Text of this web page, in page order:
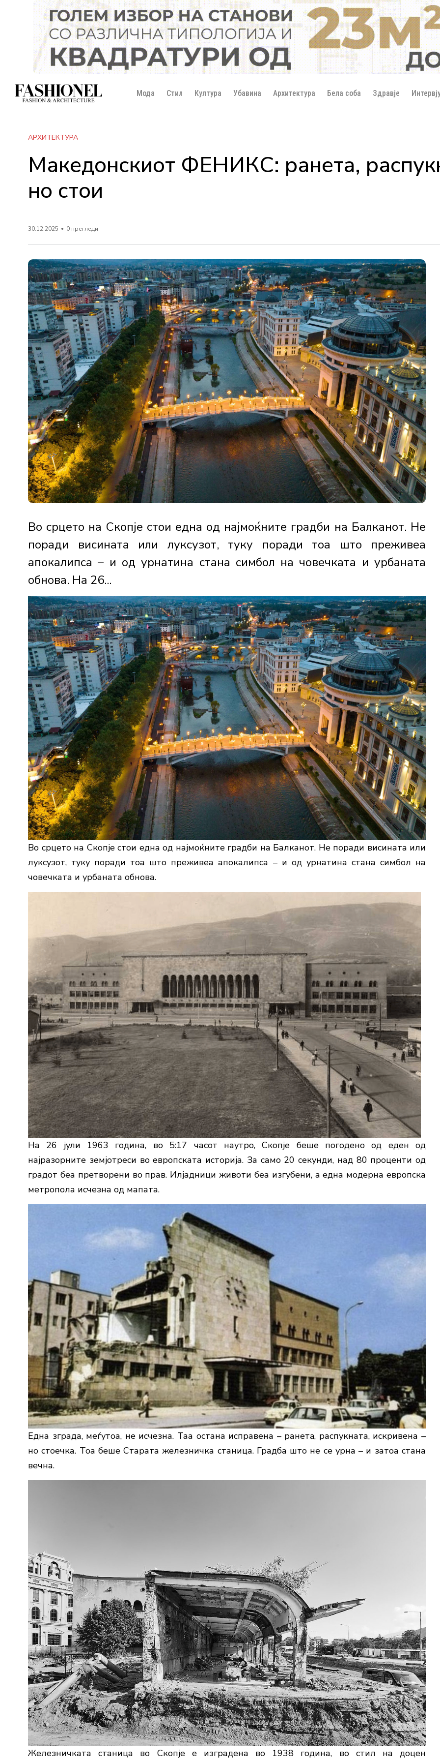
Мода Стил Култура Убавина Архитектура Бела соба Здравје
АРХИТЕКТУРА
Македонскиот ФЕНИКС: ранетa,
но стои
30.12.2025 0 прегледи
Во срцето на Скопје стои една од најмоќните градби на Балканот. Не
поради висината или луксузот, туку поради тоа што преживеа
апокалипса – и од урнатина стана симбол на човечката и урбаната
обнова. На 26...
Во срцето на Скопје стои една од најмоќните градби на Балканот. Не поради висината или
луксузот, туку поради тоа што преживеа апокалипса – и од урнатина стана симбол на
човечката и урбаната обнова.
На 26 јули 1963 година, во 5:17 часот наутро, Скопје беше погодено од еден од
најразорните земјотреси во европската историја. За само 20 секунди, над 80 проценти од
градот беа претворени во прав. Илјадници животи беа изгубени, а една модерна европска
метропола исчезна од мапата.
Една зграда, меѓутоа, не исчезна. Таа остана исправена – ранетa, распукната, искривена –
но стоечка. Тоа беше Старата железничка станица. Градба што не се урна – и затоа стана
вечна.
Железничката станица во Скопје е изградена во 1938 година, во стил на доцен